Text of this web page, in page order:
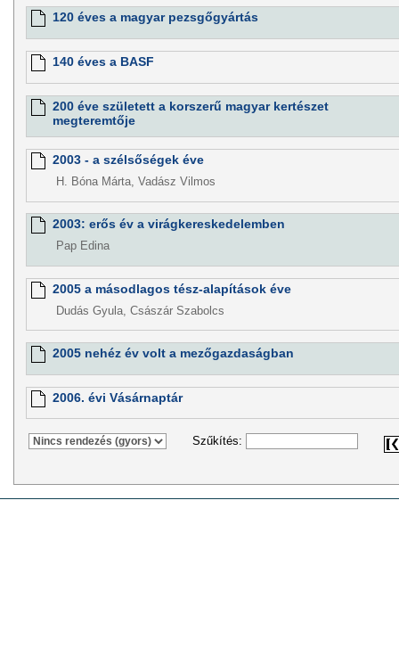
120 éves a magyar pezsgőgyártás
140 éves a BASF
200 éve született a korszerű magyar kertészet
megteremtője
2003 - a szélsőségek éve
H. Bóna Márta, Vadász Vilmos
2003: erős év a virágkereskedelemben
Pap Edina
2005 a másodlagos tész-alapítások éve
Dudás Gyula, Császár Szabolcs
2005 nehéz év volt a mezőgazdaságban
2006. évi Vásárnaptár
Szűkítés: